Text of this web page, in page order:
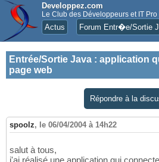
Developpez.com
Le Club des Développeurs et IT Pro
Actus Forum Entr�e/Sortie
Entrée/Sortie Java : application
page web
Répondre à la
spoolz, le 06/04/2004 à 14h22
salut à tous,